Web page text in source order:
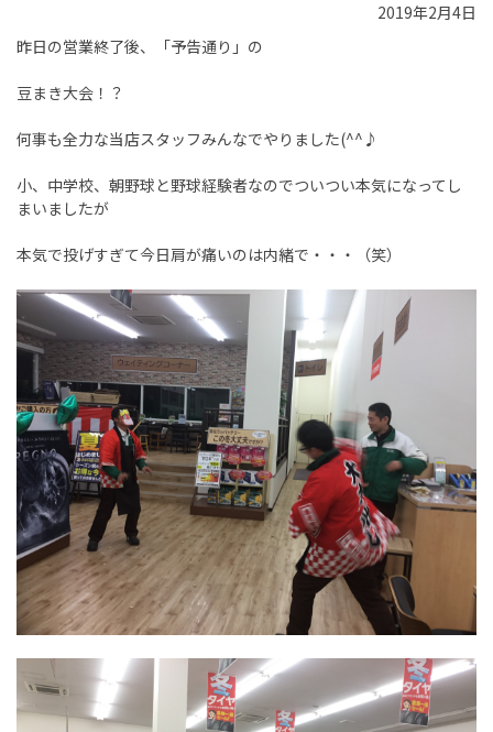
2019年2月4日
昨日の営業終了後、「予告通り」の
豆まき大会！？
何事も全力な当店スタッフみんなでやりました(^^♪
小、中学校、朝野球と野球経験者なのでついつい本気になってし
まいましたが
本気で投げすぎて今日肩が痛いのは内緒で・・・（笑）